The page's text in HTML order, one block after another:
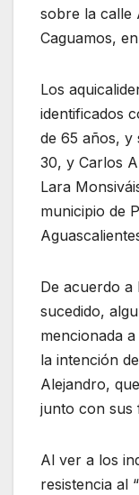
sobre la calle
Caguamos,
Los
identificados
de 65 años, y
30, y Carlos
Lara
municipio de
De acuerdo
sucedido,
mencionada
la intención
Alejandro,
junto con sus
Al ver a los
resistencia al